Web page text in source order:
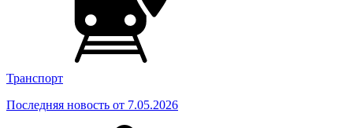
Транспорт
Последняя новость от 7.05.2026